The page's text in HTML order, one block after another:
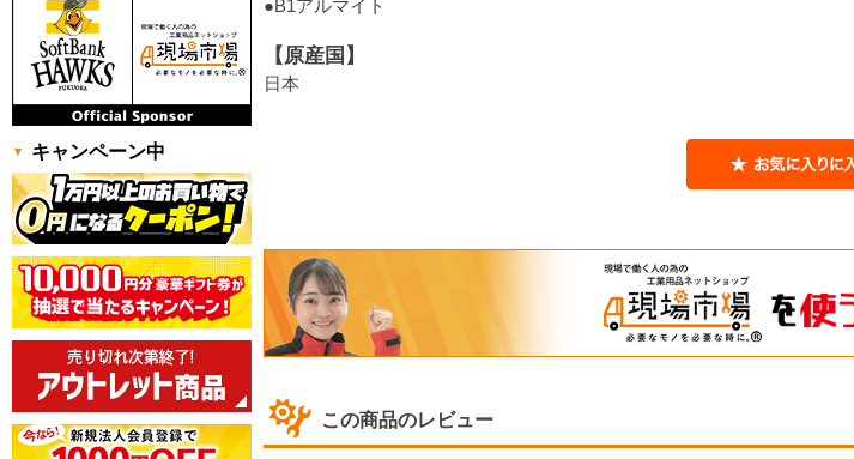
●B1アルマイト
【原産国】
日本
この商品のレビュー
キャンペーン中